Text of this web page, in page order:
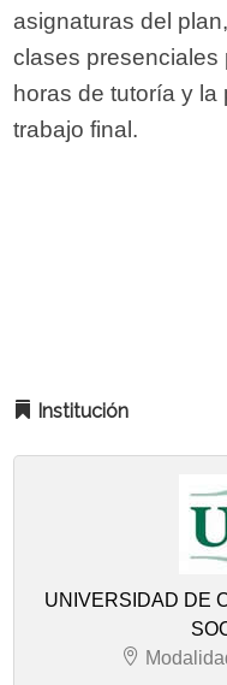
asignaturas del
clases presenciales
horas de tutoría y la
trabajo final.
Institución
UNIVERSIDAD DE